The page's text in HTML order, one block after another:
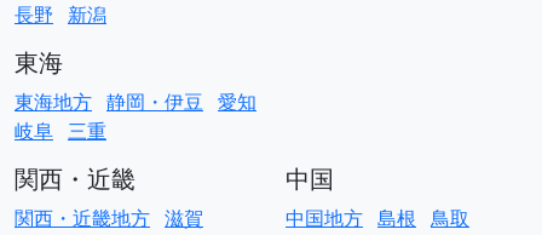
長野
新潟
東海
東海地方 静岡・伊豆 愛知
岐阜 三重
関西・近畿
関西・近畿地方 滋賀
中国
中国地方 島根 鳥取